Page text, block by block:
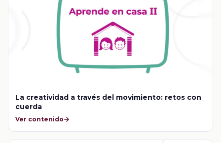
La creatividad a través del movimiento: retos con
cuerda
Ver contenido